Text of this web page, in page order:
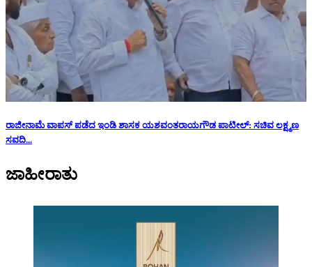
ರಾಜೀನಾಮೆ ವಾಪಸ್ ಪಡೆದ ಇಂಡಿ ಶಾಸಕ ಯಶವಂತರಾಯಗೌಡ ಪಾಟೀಲ್: ಸಚಿವ ಲಕ್ಷ್ಮಣ
ಸವದಿ...
ಜಾಹೀರಾತು